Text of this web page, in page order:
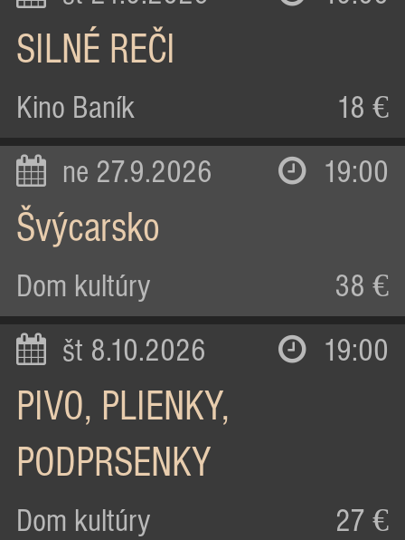
SILNÉ REČI
Kino Baník 18 €
ne 27.9.2026 19:00
Švýcarsko
Dom kultúry 38 €
št 8.10.2026 19:00
PIVO, PLIENKY,
PODPRSENKY
Dom kultúry 27 €